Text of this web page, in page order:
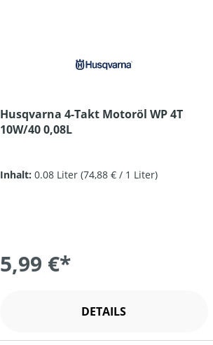
Husqvarna 4-Takt Motoröl WP 4T
10W/40 0,08L
Inhalt: 0.08 Liter (74,88 € / 1 Liter)
5,99 €*
DETAILS